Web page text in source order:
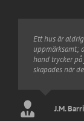
Ett hus är
uppmärksamt;
hand trycker på
skapades när
J.M.